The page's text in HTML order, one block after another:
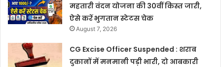
महतारी वंदन योजना की 30वीं किस्त जारी,
ऐसे करें भुगतान स्टेटस चेक
August 7, 2026
CG Excise Officer Suspended : शराब
दुकानों में मनमानी पड़ी भारी, दो आबकारी